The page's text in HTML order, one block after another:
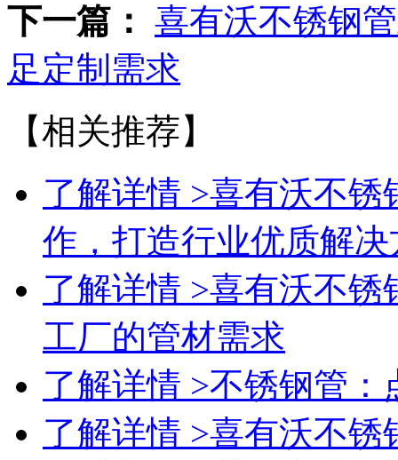
下一篇： 喜有沃不锈钢
足定制需求
【相关推荐】
了解详情 >喜有沃不锈
作，打造行业优质解决
了解详情 >喜有沃不锈
工厂的管材需求
了解详情 >不锈钢管：
了解详情 >喜有沃不锈